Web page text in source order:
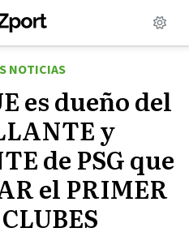
NOTICIAS
es dueño del
y
de PSG que
el PRIMER